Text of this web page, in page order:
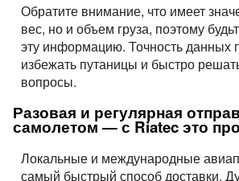
Обратите внимание, что имеет
вес, но и объем груза, поэтому
эту информацию. Точность данных
избежать путаницы и быстро
вопросы.
Разовая и регулярная
самолетом — с Riatec это
Локальные и международные
самый быстрый способ доставки.